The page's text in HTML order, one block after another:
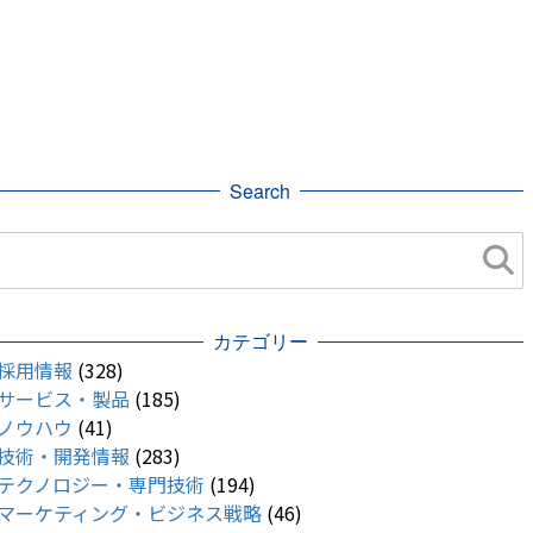
Search
カテゴリー
用情報 (328)
ービス・製品 (185)
ウハウ (41)
術・開発情報 (283)
クノロジー・専門技術 (194)
ーケティング・ビジネス戦略 (46)